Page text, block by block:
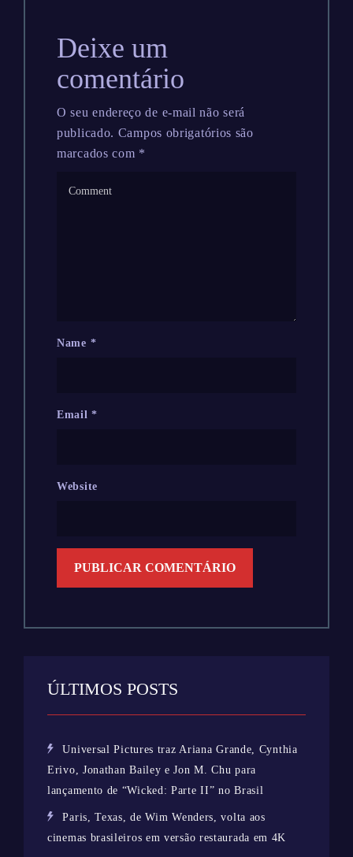
Deixe um
comentário
O seu endereço de e-mail não será
publicado. Campos obrigatórios são
marcados com *
Name *
Email*
Website
ÚLTIMOS POSTS
Universal Pictures traz Ariana Grande, Cynthia
Erivo, Jonathan Bailey e Jon M. Chu para
lançamento de “Wicked: Parte II” no Brasil
Paris, Texas, de Wim Wenders, volta aos
cinemas brasileiros em versão restaurada em 4K